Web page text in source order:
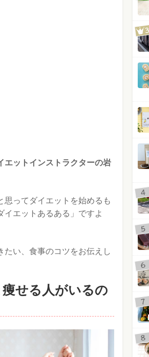
エットインストラクターの岩
思ってダイエットを始めるも
エットあるある」ですよ
たい、食事のコツをお伝えし
せる人がいるの